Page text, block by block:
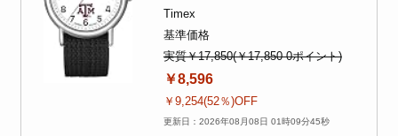
Timex
基準価格
実質￥17,850(￥17,850-0ポイント)
￥8,596
￥9,254(52％)OFF
更新日：2026年08月08日 01時09分45秒